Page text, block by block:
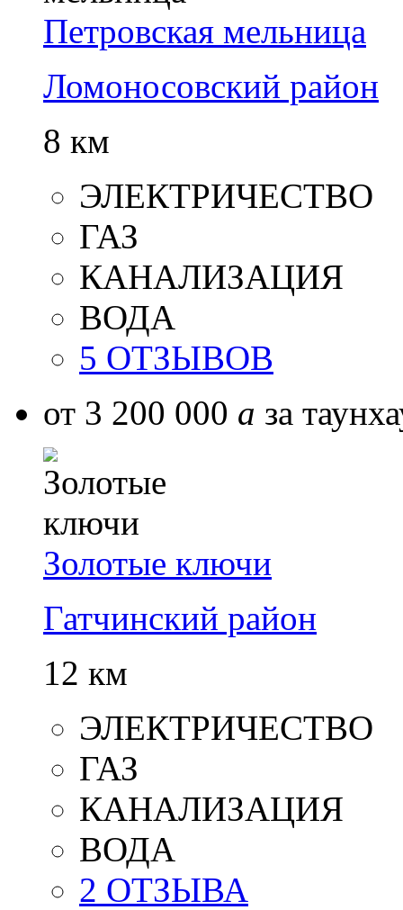
Петровская мельница
Ломоносовский район
8 км
ЭЛЕКТРИЧЕСТВО
ГАЗ
КАНАЛИЗАЦИЯ
ВОДА
5 ОТЗЫВОВ
от 3 200 000 a за
Золотые ключи
Гатчинский район
12 км
ЭЛЕКТРИЧЕСТВО
ГАЗ
КАНАЛИЗАЦИЯ
ВОДА
2 ОТЗЫВА